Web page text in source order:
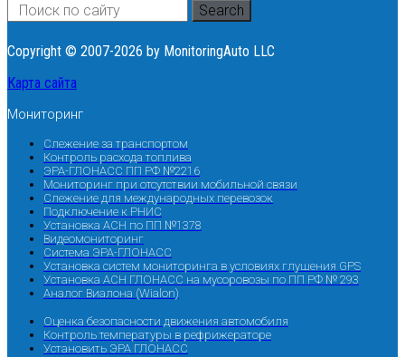
Search
Copyright © 2007-2026 by MonitoringAuto LLC
Карта сайта
Мониторинг
Слежение за транспортом
Контроль расхода топлива
ЭРА-ГЛОНАСС ПП РФ №2216
Мониторинг при отсутствии мобильной связи
Слежение для международных перевозок
Подключение к РНИС
Установка АСН по ПП №1378
Видеомониторинг
Система ЭРА-ГЛОНАСС
Установка систем мониторинга в условиях глушения GPS
Установка АСН ГЛОНАСС на мусоровозы по ПП РФ № 293
Аналог Виалона (Wialon)
Оценка безопасности движения автомобиля
Контроль температуры в рефрижераторе
Установить ЭРА ГЛОНАСС